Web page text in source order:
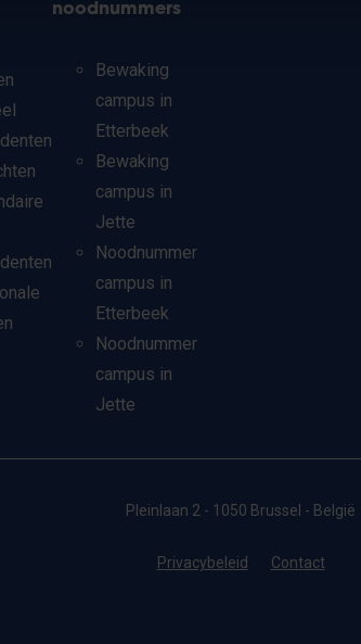
noodnummers
Bewaking
campus in
Etterbeek
Bewaking
campus in
Jette
Noodnummer
campus in
Etterbeek
Noodnummer
campus in
Jette
Pleinlaan 2 - 1050 Brussel - België
Privacybeleid Contact